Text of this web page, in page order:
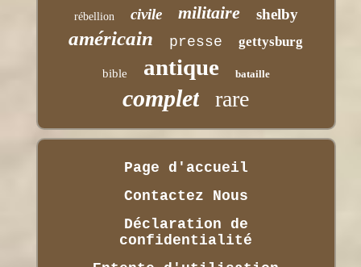
rébellion civile militaire shelby
américain presse gettysburg
bible antique bataille
complet rare
Page d'accueil
Contactez Nous
Déclaration de
confidentialité